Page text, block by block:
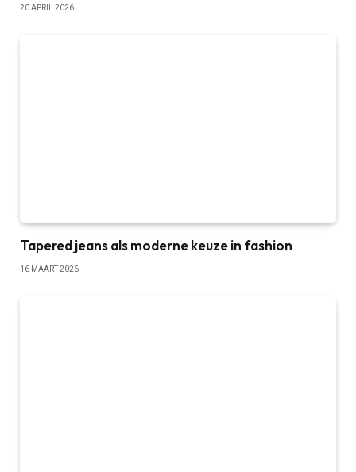
20 APRIL 2026
Tapered jeans als moderne keuze in fashion
16 MAART 2026